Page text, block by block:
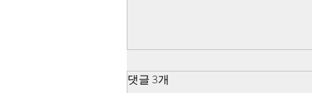
윤 구속 후 트럼프 성명 영상은
댓글 3개